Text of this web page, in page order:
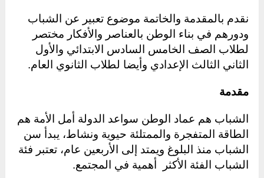
نقدم بالمقدمة والخاتمة موضوع تعبير عن الشباب
ودورهم في بناء الوطن بالعناصر والأفكار مختصر
لطلاب الصف الخامس السادس الابتدائي والأول
الثاني الثالث الإعدادي وأيضا لطلاب الثانوي العام.
مقدمة
الشباب هم عماد الوطن سواعد الدولة أمل الأمة هم
الطاقة المتفجرة والممتلئة حيوية ونشاط، يبدأ سن
الشباب منذ البلوغ ويمتد إلى الأربعين عام، تعتبر فئة
الشباب الفئة الأكثر أهمية في المجتمع.